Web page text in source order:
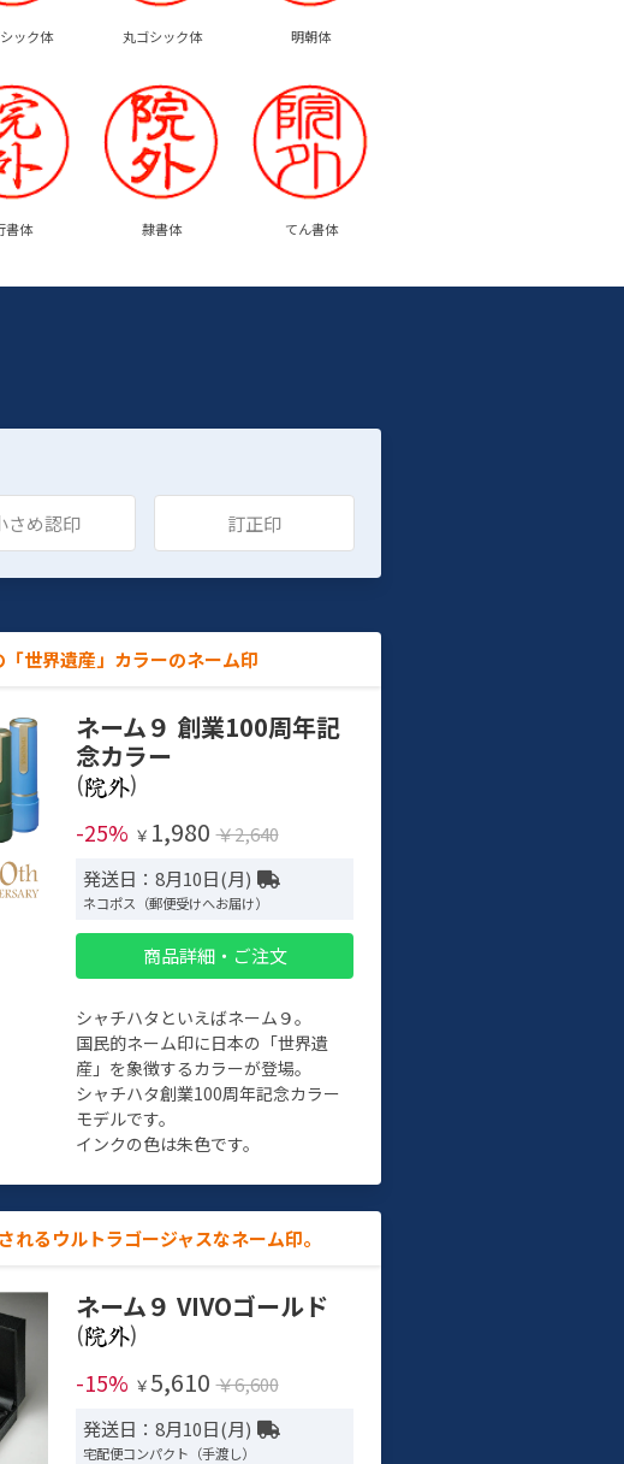
ック体 丸ゴシック体 明朝体
書体 隷書体 てん書体
さめ認印 訂正印
「世界遺産」カラーのネーム印
ネーム９ 創業100周年記
念カラー
(
)
-25% ￥ 1,980 ￥2,640
発送日：8月10日(月)
ネコポス（郵便受けへお届け）
商品詳細・ご注文
シャチハタといえばネーム９。
国民的ネーム印に日本の「世界遺
産」を象徴するカラーが登場。
シャチハタ創業100周年記念カラー
モデルです。
インクの色は朱色です。
れるウルトラゴージャスなネーム印。
ネーム９ VIVOゴールド
(
)
-15% ￥ 5,610 ￥6,600
発送日：8月10日(月)
宅配便コンパクト（手渡し）